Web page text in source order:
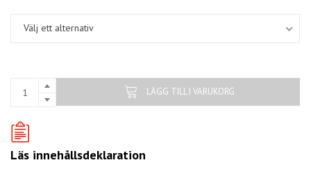
Välj ett alternativ
LÄGG TILL I VARUKORG
Läs innehållsdeklaration